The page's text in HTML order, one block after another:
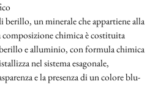
berillo, un minerale che appartiene alla
chimica è costituita
e alluminio, con formula chimica
nel sistema esagonale,
e la presenza di un colore blu-